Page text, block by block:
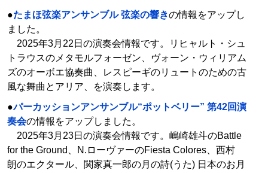
●たまほ弦楽アンサンブル 弦楽の響きの情報をアップし
ました。
2025年3月22日の演奏会情報です。リヒャルト・シュ
トラウスのメタモルフォーゼン、ヴォーン・ウィリアム
ズのオーボエ協奏曲、レスピーギのリュートのための古
風な舞曲とアリア、を演奏します。
●パーカッションアンサンブル“ポットベリー” 第42回演
奏会の情報をアップしました。
2025年3月23日の演奏会情報です。嶋崎雄斗のBattle
for the Ground、N.ローヴァーのFiesta Colores、西村
朗のエクタール、関家真一郎の月の詩(うた) 日本のお月